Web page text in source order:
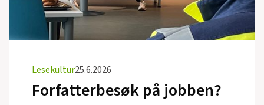
Lesekultur25.6.2026
Forfatterbesøk på jobben?